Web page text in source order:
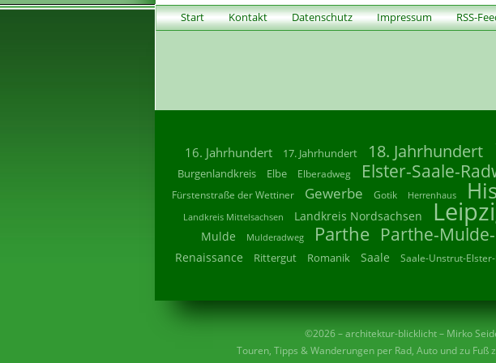
Start Kontakt Datenschutz Impressum RSS-
16. Jahrhundert 17. Jahrhundert 18. Jahrhundert
Burgenlandkreis Elbe Elberadweg Elster-Saale-
Fürstenstraße der Wettiner Gewerbe Gotik Herrenhaus
Landkreis Mittelsachsen Landkreis Nordsachsen
Mulde Mulderadweg Parthe Parthe-
Renaissance Rittergut Romanik Saale Saale-Unstrut-
©2026 – architektur-blicklicht – Mirko
Touren, Tipps & Wanderungen per Rad, Auto und zu